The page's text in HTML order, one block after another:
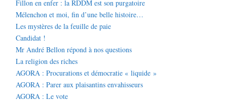
Fillon en enfer : la RDDM est son purgatoire
Mélenchon et moi, fin d’une belle histoire…
Les mystères de la feuille de paie
Candidat !
Mr André Bellon répond à nos questions
La religion des riches
AGORA : Procurations et démocratie « liquide »
AGORA : Parer aux plaisantins envahisseurs
AGORA : Le vote